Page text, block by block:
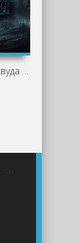
Тайны Блэквуда 8 (Сборник)